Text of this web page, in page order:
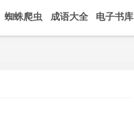
蜘蛛爬虫 成语大全 电子书库